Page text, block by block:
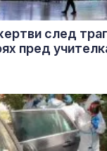
след
пред